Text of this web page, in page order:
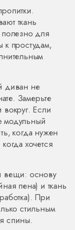
ткань
полезно для
простудам,
диван не
Замерьте
Если
модульный
когда нужен
хочется
вещи: основу
пена) и ткань
При
стильным
спины.